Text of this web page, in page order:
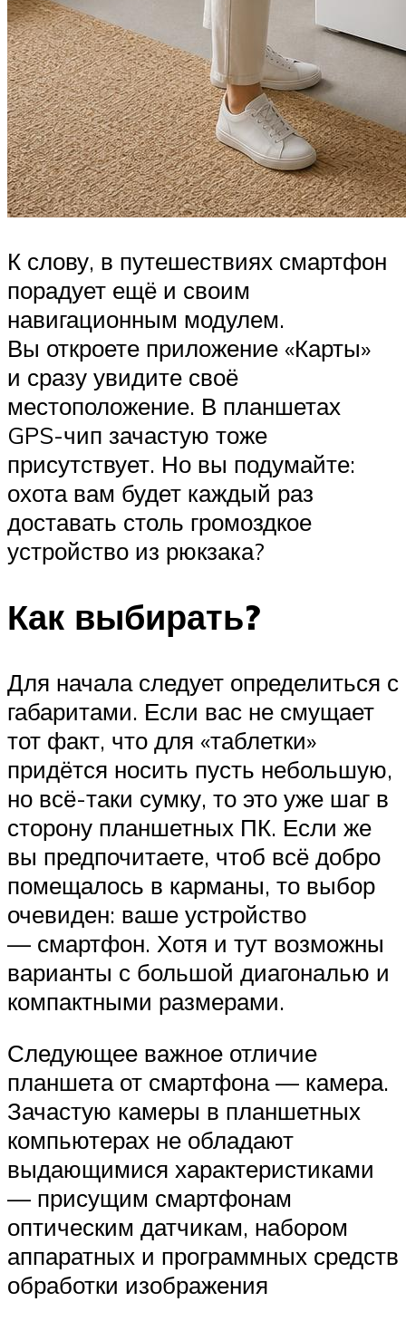
К слову, в путешествиях смартфон
порадует ещё и своим
навигационным модулем.
Вы откроете приложение «Карты»
и сразу увидите своё
местоположение. В планшетах
GPS-чип зачастую тоже
присутствует. Но вы подумайте:
охота вам будет каждый раз
доставать столь громоздкое
устройство из рюкзака?
Как выбирать?
Для начала следует определиться с
габаритами. Если вас не смущает
тот факт, что для «таблетки»
придётся носить пусть небольшую,
но всё-таки сумку, то это уже шаг в
сторону планшетных ПК. Если же
вы предпочитаете, чтоб всё добро
помещалось в карманы, то выбор
очевиден: ваше устройство
— смартфон. Хотя и тут возможны
варианты с большой диагональю и
компактными размерами.
Следующее важное отличие
планшета от смартфона — камера.
Зачастую камеры в планшетных
компьютерах не обладают
выдающимися характеристиками
— присущим смартфонам
оптическим датчикам, набором
аппаратных и программных средств
обработки изображения